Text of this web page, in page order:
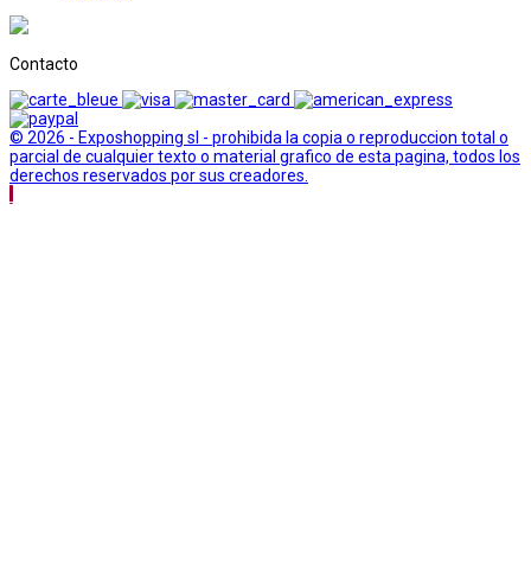
Contacto
© 2026 - Exposhopping sl - prohibida la copia o reproduccion total o
parcial de cualquier texto o material grafico de esta pagina, todos los
derechos reservados por sus creadores.